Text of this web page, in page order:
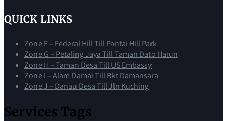
QUICK LINKS
Zone F – Federal Hill Till Pantai Hill Park
Zone G – Petaling Jaya Till Taman Dato Harun
Zone H – Taman Desa Till US Embassy
Zone I – Alam Damai Till Bkt Damansara
Zone J – Danau Desa Till Jln Kuching
Services Tags